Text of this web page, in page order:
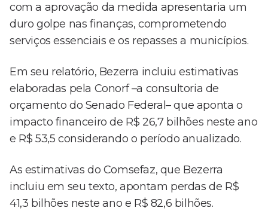
com a aprovação da medida apresentaria um
duro golpe nas finanças, comprometendo
serviços essenciais e os repasses a municípios.
Em seu relatório, Bezerra incluiu estimativas
elaboradas pela Conorf –a consultoria de
orçamento do Senado Federal– que aponta o
impacto financeiro de R$ 26,7 bilhões neste ano
e R$ 53,5 considerando o período anualizado.
As estimativas do Comsefaz, que Bezerra
incluiu em seu texto, apontam perdas de R$
41,3 bilhões neste ano e R$ 82,6 bilhões.